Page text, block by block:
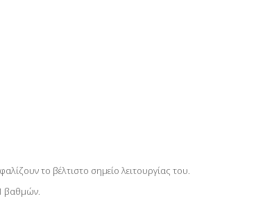
το βέλτιστο σημείο λειτουργίας του.
βαθμών.